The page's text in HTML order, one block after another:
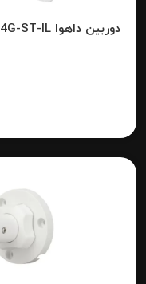
دوربین داهوا DH-IPC-HFW1239DTP-4G-ST-IL